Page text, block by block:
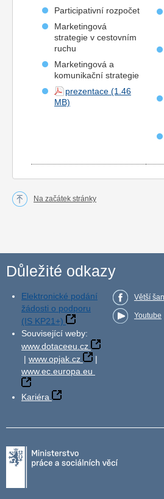
Participativní rozpočet
Marketingová
strategie v cestovním
ruchu
Marketingová a
komunikační strategie
prezentace
Na začátek stránky
Důležité odkazy
Elektronické podání
žádosti o podporu
(IS KP21+)
Související weby:
www.dotaceeu.cz
| www.opjak.cz
|
www.ec.europa.eu
Kariéra
Větší
Youtube